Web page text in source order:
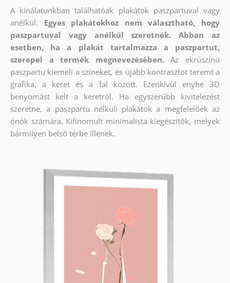
A kínálatunkban találhatóak plakátok paszpartuval vagy
anélkül.
Egyes plakátokhoz nem választható, hogy
paszpartuval vagy anélkül szeretnék. Abban az
esetben, ha a plakát tartalmazza a paszpartut,
szerepel a termék megnevezésében.
Az ekrüszínű
paszpartu kiemeli a színeket, és újabb kontrasztot teremt a
grafika, a keret és a fal között. Ezenkívül enyhe 3D
benyomást kelt a keretről. Ha egyszerűbb kivitelezést
szeretne, a paszpartu nélküli plakátok a megfelelőek az
önök számára. Kifinomult minimalista kiegészítők, melyek
bármilyen belső térbe illenek.